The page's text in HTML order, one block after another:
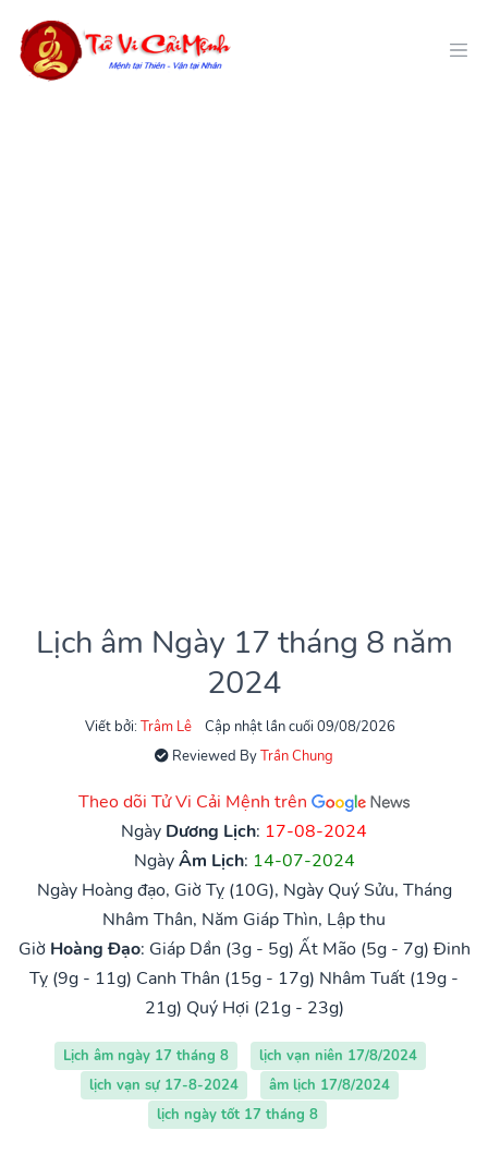
Lịch âm Ngày 17 tháng 8 năm
2024
Viết bởi: Trâm Lê
Cập nhật lần cuối 09/08/2026
Reviewed ByTrần Chung
Theo dõi Tử Vi Cải Mệnh trên
Ngày Dương Lịch: 17-08-2024
NgàyÂm Lịch: 14-07-2024
Ngày Hoàng đạo, Giờ Tỵ (10G), Ngày Quý Sửu, Tháng
Nhâm Thân, Năm Giáp Thìn, Lập thu
Giờ Hoàng Đạo: Giáp Dần (3g - 5g) Ất Mão (5g - 7g) Đinh
Tỵ (9g - 11g) Canh Thân (15g - 17g) Nhâm Tuất (19g -
21g) Quý Hợi (21g - 23g)
Lịch âm ngày 17 tháng 8
lịch vạn niên 17/8/2024
lịch vạn sự 17-8-2024
âm lịch 17/8/2024
lịch ngày tốt 17 tháng 8